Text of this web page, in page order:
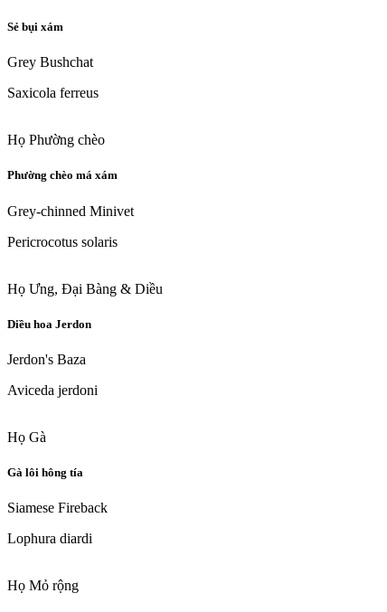
Sẻ bụi xám
Grey Bushchat
Saxicola ferreus
Họ Phường chèo
Phường chèo má xám
Grey-chinned Minivet
Pericrocotus solaris
Họ Ưng, Đại Bàng & Diều
Diều hoa Jerdon
Jerdon's Baza
Aviceda jerdoni
Họ Gà
Gà lôi hông tía
Siamese Fireback
Lophura diardi
Họ Mỏ rộng